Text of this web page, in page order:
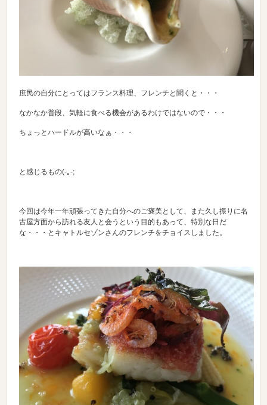
庶民の自分にとってはフランス料理、フレンチと聞くと・・・
なかなか普段、気軽に食べる機会があるわけではないので・・・
ちょっとハードルが高いなぁ・・・
と感じるもの(-｡-;
今回は今年一年頑張ってきた自分へのご褒美として、また久し振りに名
古屋方面から訪れる友人と会うという目的もあって、特別な日だ
な・・・とキャトルセゾンさんのフレンチをチョイスしました。